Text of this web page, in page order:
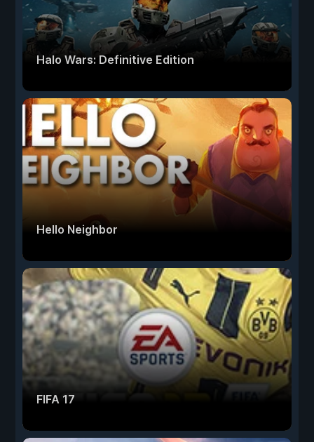
Halo Wars: Definitive Edition
Hello Neighbor
FIFA 17